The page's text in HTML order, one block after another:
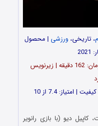
، تاریخی، ورزشی | محصول
| مدت‌‌ زمان: 162 دقیقه | زیرنویس
کاپیل دیو (با بازی رانویر